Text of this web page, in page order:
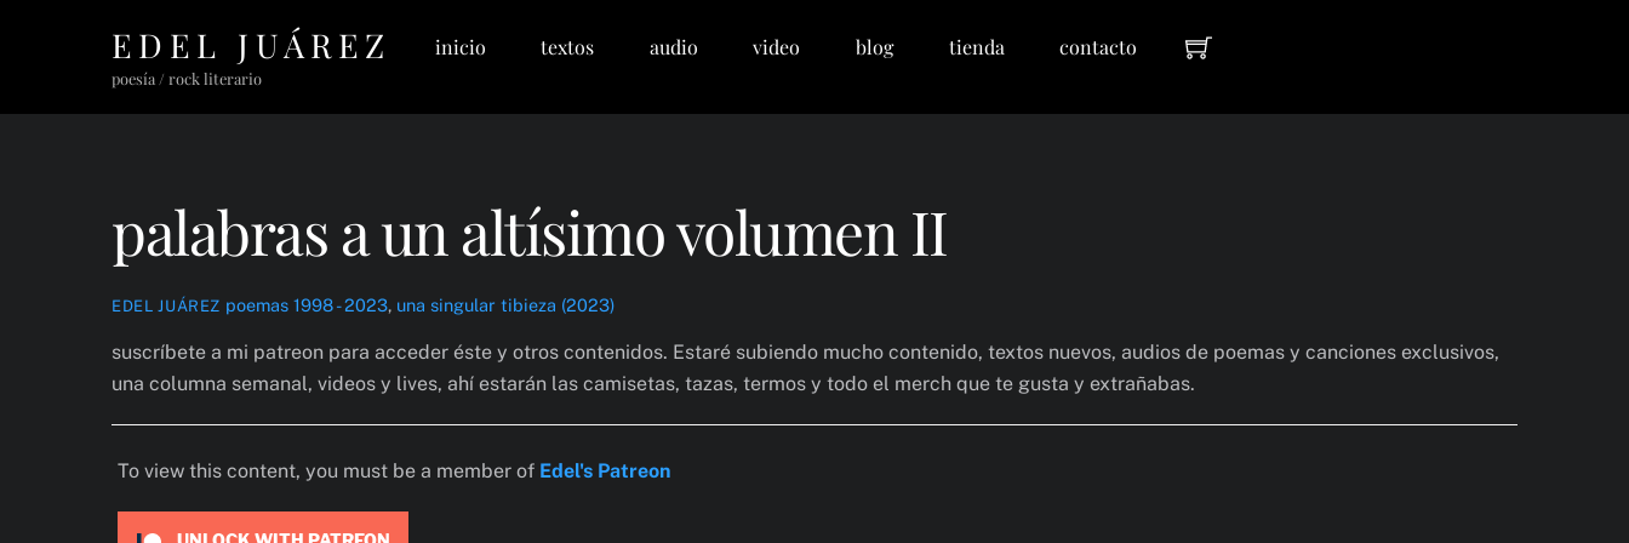
EDEL JUÁREZ
poesía / rock literario
inicio textos audio video blog tienda contacto
palabras a un altísimo volumen II
EDEL JUÁREZ poemas 1998 - 2023, una singular tibieza (2023)
suscríbete a mi patreon para acceder éste y otros contenidos. Estaré subiendo mucho contenido, textos nuevos, audios de poemas y canciones exclusivos,
una columna semanal, videos y lives, ahí estarán las camisetas, tazas, termos y todo el merch que te gusta y extrañabas.
To view this content, you must be a member of Edel's Patreon